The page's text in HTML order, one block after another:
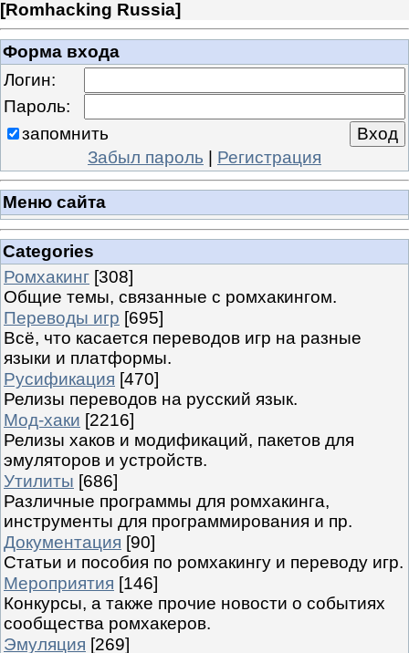
[Romhacking Russia]
Форма входа
Логин:
Пароль:
запомнить
Забыл пароль | Регистрация
Меню сайта
Categories
Ромхакинг [308]
Общие темы, связанные с ромхакингом.
Переводы игр [695]
Всё, что касается переводов игр на разные
языки и платформы.
Русификация [470]
Релизы переводов на русский язык.
Мод-хаки [2216]
Релизы хаков и модификаций, пакетов для
эмуляторов и устройств.
Утилиты [686]
Различные программы для ромхакинга,
инструменты для программирования и пр.
Документация [90]
Статьи и пособия по ромхакингу и переводу игр.
Мероприятия [146]
Конкурсы, а также прочие новости о событиях
сообщества ромхакеров.
Эмуляция [269]